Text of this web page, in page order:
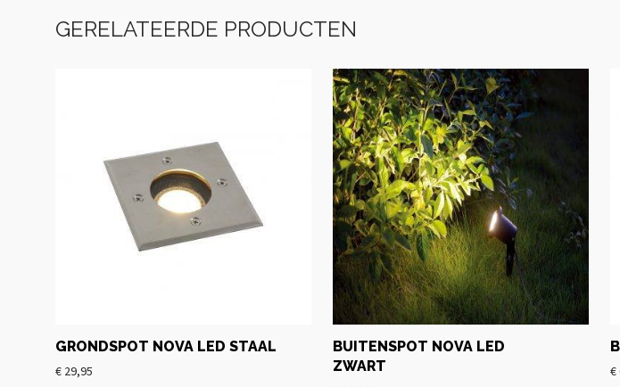
GERELATEERDE PRODUCTEN
GRONDSPOT NOVA LED STAAL
€ 29,95
BUITENSPOT NOVA LED
ZWART
€